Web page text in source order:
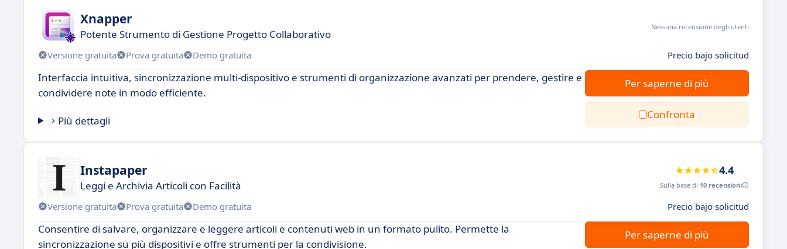
Xnapper
Potente Strumento di Gestione Progetto Collaborativo
Nessuna recensione degli utenti
Versione gratuita Prova gratuita Demo gratuita Precio bajo solicitud
Interfaccia intuitiva, sincronizzazione multi-dispositivo e strumenti di organizzazione avanzati per prendere, gestire e
condividere note in modo efficiente.
Più dettagli
Per saperne di più
Confronta
Instapaper
Leggi e Archivia Articoli con Facilità
4.4
Sulla base di 10 recensioni
Versione gratuita Prova gratuita Demo gratuita Precio bajo solicitud
Consentire di salvare, organizzare e leggere articoli e contenuti web in un formato pulito. Permette la
sincronizzazione su più dispositivi e offre strumenti per la condivisione.
Per saperne di più